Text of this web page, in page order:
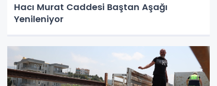
Hacı Murat Caddesi Baştan Aşağı
Yenileniyor